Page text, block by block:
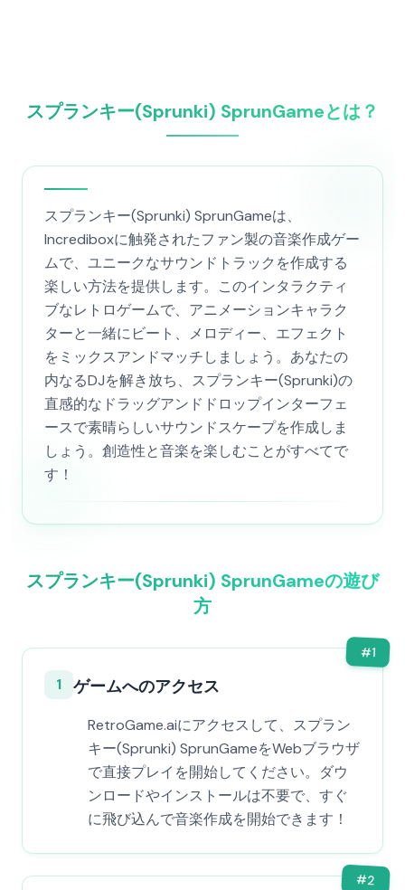
スプランキー(Sprunki) SprunGameとは？
スプランキー(Sprunki) SprunGameは、
Incrediboxに触発されたファン製の音楽作成ゲー
ムで、ユニークなサウンドトラックを作成する
楽しい方法を提供します。このインタラクティ
ブなレトロゲームで、アニメーションキャラク
ターと一緒にビート、メロディー、エフェクト
をミックスアンドマッチしましょう。あなたの
内なるDJを解き放ち、スプランキー(Sprunki)の
直感的なドラッグアンドドロップインターフェ
ースで素晴らしいサウンドスケープを作成しま
しょう。創造性と音楽を楽しむことがすべてで
す！
スプランキー(Sprunki) SprunGameの遊び
方
#1
1 ゲームへのアクセス
RetroGame.aiにアクセスして、スプラン
キー(Sprunki) SprunGameをWebブラウザ
で直接プレイを開始してください。ダウ
ンロードやインストールは不要で、すぐ
に飛び込んで音楽作成を開始できます！
#2